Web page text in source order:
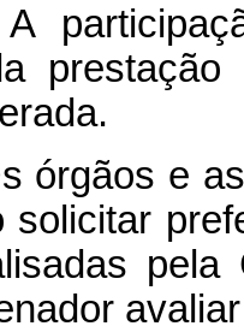
órgãos e
solicitar